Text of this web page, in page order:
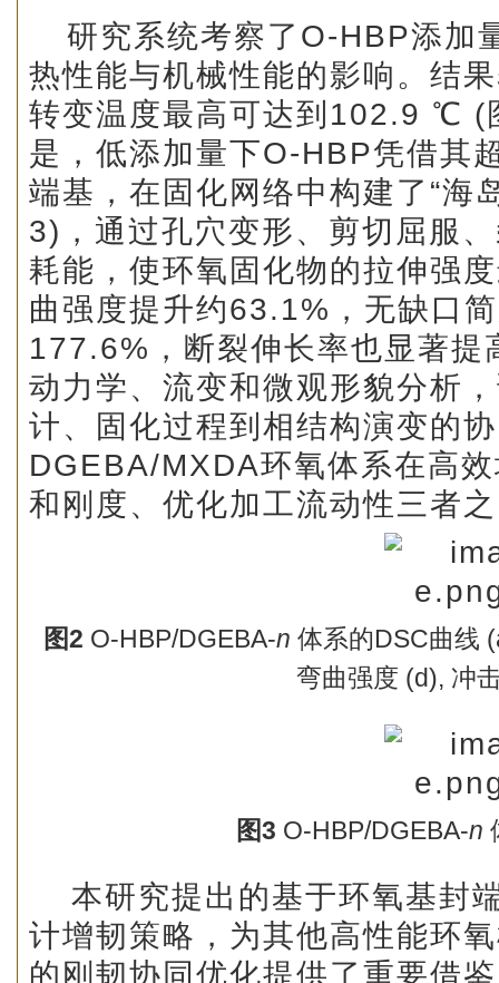
研究系统考察了O-HBP添加
热性能与机械性能的影响。结
转变温度最高可达到102.9 ℃ (
是，低添加量下O-HBP凭借其
端基，在固化网络中构建了“海
3)，通过孔穴变形、剪切屈服
耗能，使环氧固化物的拉伸强
曲强度提升约63.1%，无缺口
177.6%，断裂伸长率也显著
动力学、流变和微观形貌分析
计、固化过程到相结构演变的
DGEBA/MXDA环氧体系在高
和刚度、优化加工流动性三者
图2 O-HBP/DGEBA-n 体系的DSC曲线
弯曲强度 (d), 冲
图3 O-HBP/DGEBA-n
本研究提出的基于环氧基封
计增韧策略，为其他高性能环
的刚韧协同优化提供了重要借